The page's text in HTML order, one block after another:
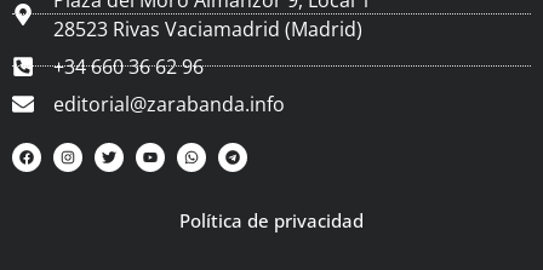
28523 Rivas Vaciamadrid (Madrid)
+34 660 36 62 96
editorial@zarabanda.info
Política de privacidad